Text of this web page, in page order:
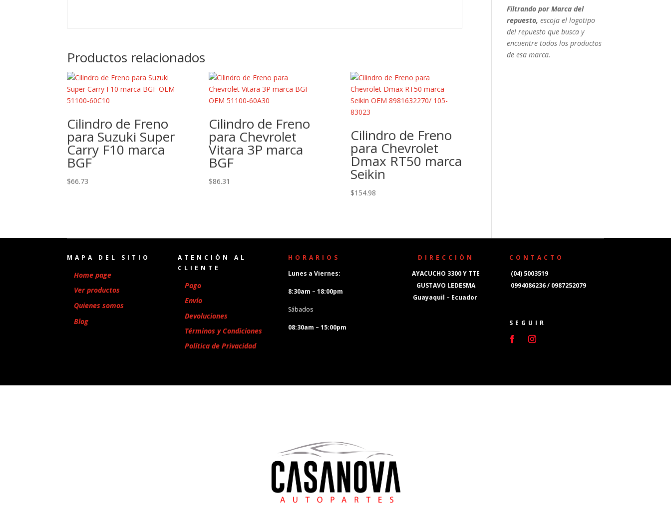
Productos relacionados
Cilindro de Freno
para Suzuki Super
Carry F10 marca
BGF
$66.73
Cilindro de Freno
para Chevrolet
Vitara 3P marca
BGF
$86.31
Cilindro de Freno
para Chevrolet
Dmax RT50 marca
Seikin
$154.98
Filtrando por Marca del
repuesto, escoja el logotipo
del repuesto que busca y
encuentre todos los productos
de esa marca.
MAPA DEL SITIO
Home page
Ver productos
Quienes somos
Blog
ATENCIÓN AL
CLIENTE
Pago
Envío
Devoluciones
Términos y Condiciones
Política de Privacidad
HORARIOS
Lunes a Viernes:
8:30am – 18:00pm
Sábados
08:30am – 15:00pm
DIRECCIÓN
AYACUCHO 3300 Y TTE
GUSTAVO LEDESMA
Guayaquil – Ecuador
CONTACTO
(04) 5003519
0994086236 / 0987252079
SEGUIR